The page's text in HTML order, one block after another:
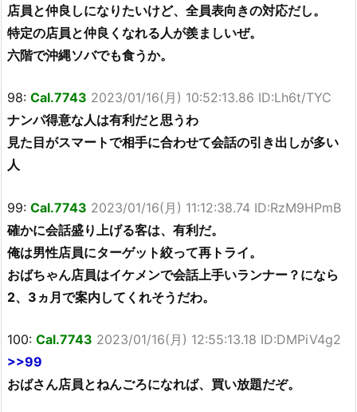
店員と仲良しになりたいけど、全員表向きの対応だし。
特定の店員と仲良くなれる人が羨ましいぜ。
六階で沖縄ソバでも食うか。
98: Cal.7743 2023/01/16(月) 10:52:13.86 ID:Lh6t/TYC
ナンパ得意な人は有利だと思うわ
見た目がスマートで相手に合わせて会話の引き出しが多い
人
99: Cal.7743 2023/01/16(月) 11:12:38.74 ID:RzM9HPmB
確かに会話盛り上げる客は、有利だ。
俺は男性店員にターゲット絞って再トライ。
おばちゃん店員はイケメンで会話上手いランナー？になら
2、3ヵ月で案内してくれそうだわ。
100: Cal.7743 2023/01/16(月) 12:55:13.18 ID:DMPiV4g2
>>99
おばさん店員とねんごろになれば、買い放題だぞ。